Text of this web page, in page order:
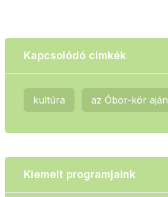
Kapcsolódó cimkék
kultúra az Óbor-kör
Kiemelt programjaink